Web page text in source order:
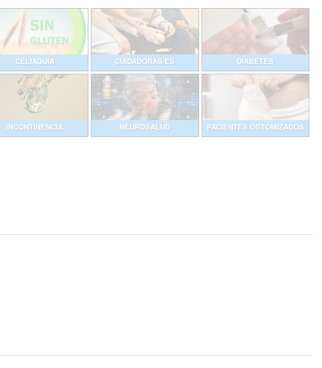
CELIAQUÍA CUIDADORAS/ES DIABETES
INCONTINENCIA NEUROSALUD PACIENTES OSTOMIZADOS